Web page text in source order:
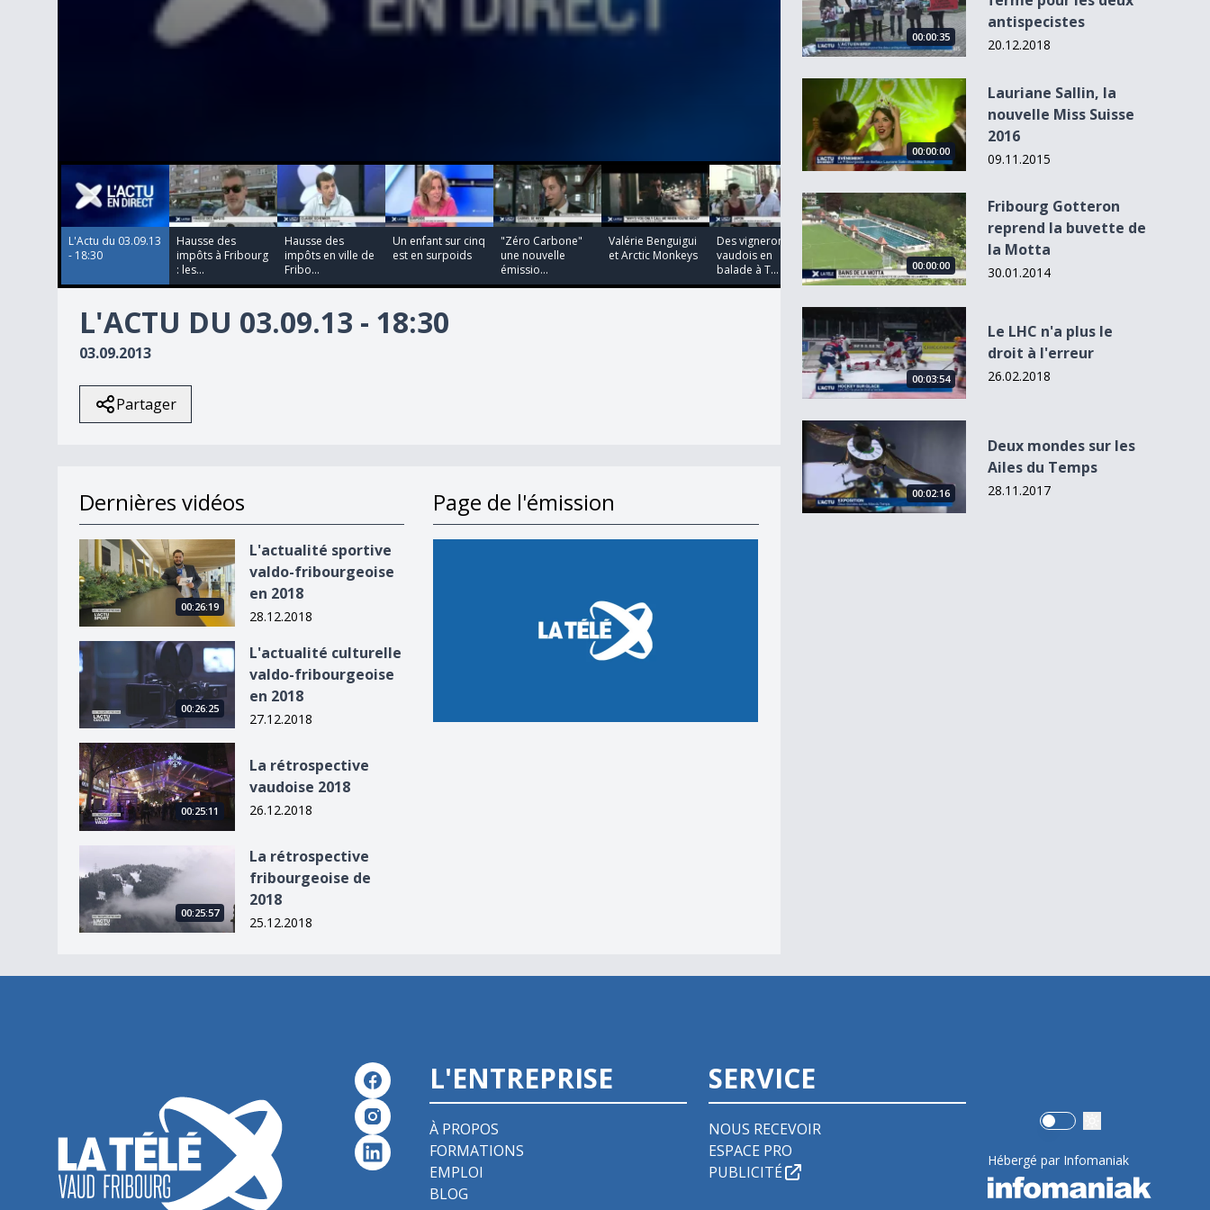
0
seconds
secondsVolume
90%
L'Actu du 03.09.13
- 18:30
Hausse des
impôts à Fribourg
: les...
Hausse des
impôts en ville de
Fribo...
Un enfant sur cinq
est en surpoids
"Zéro Carbone"
une nouvelle
émissio...
Valérie Benguigui
et Arctic Monkeys
Des vignerons
vaudois en
balade à T...
L'Actu du 03.09.13
- 18:30
L'ACTU DU 03.09.13 - 18:30
03.09.2013
Partager
Dernières vidéos
L&#039;actualité sportive valdo-fribourgeoise en 2018
00:26:19
L'actualité sportive
valdo-fribourgeoise
en 2018
28.12.2018
L&#039;actualité culturelle valdo-fribourgeoise en 2018
00:26:25
L'actualité culturelle
valdo-fribourgeoise
en 2018
27.12.2018
La rétrospective vaudoise 2018
00:25:11
La rétrospective
vaudoise 2018
26.12.2018
La rétrospective fribourgeoise de 2018
00:25:57
La rétrospective
fribourgeoise de
2018
25.12.2018
Page de l'émission
00:00:35
antispecistes
20.12.2018
Lauriane Sallin, la nouvelle Miss Suisse 2016
00:00:00
Lauriane Sallin, la
nouvelle Miss Suisse
2016
09.11.2015
Fribourg Gotteron reprend la buvette de la Motta
00:00:00
Fribourg Gotteron
reprend la buvette de
la Motta
30.01.2014
Le LHC n&#039;a plus le droit à l&#039;erreur
00:03:54
Le LHC n'a plus le
droit à l'erreur
26.02.2018
Deux mondes sur les Ailes du Temps
00:02:16
Deux mondes sur les
Ailes du Temps
28.11.2017
L'ENTREPRISE
À PROPOS
FORMATIONS
EMPLOI
BLOG
SERVICE
NOUS RECEVOIR
ESPACE PRO
PUBLICITÉ
Use setting
Hébergé par Infomaniak